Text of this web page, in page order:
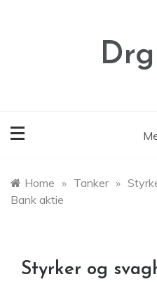
Home » Tanker »
Bank aktie
Styrker og